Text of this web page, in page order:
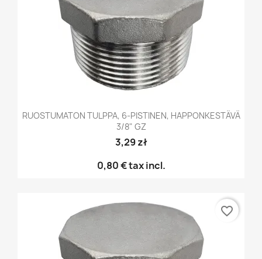
RUOSTUMATON TULPPA, 6-PISTINEN, HAPPONKESTÄVÄ
3/8" GZ
3,29 zł
0,80 €tax incl.
favorite_border